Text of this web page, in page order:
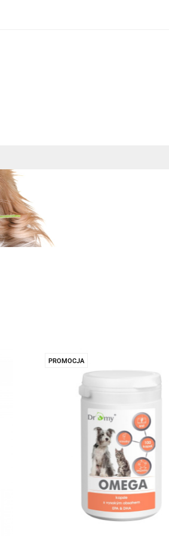
PROMOCJA